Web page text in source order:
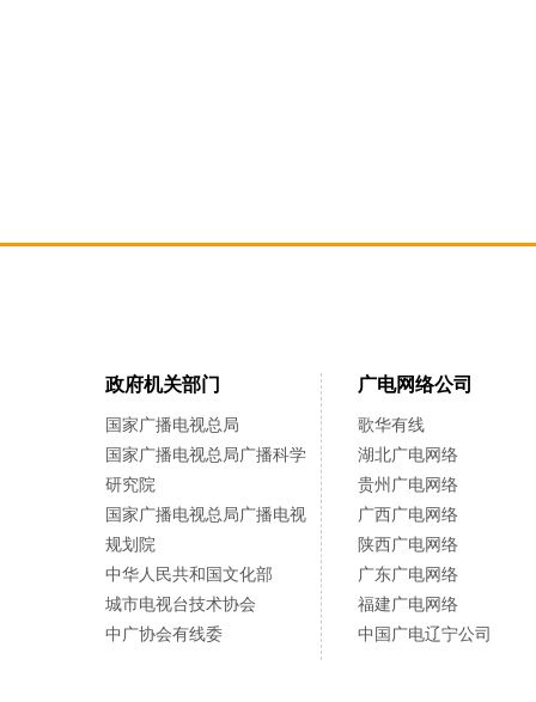
政府机关部门
国家广播电视总局
国家广播电视总局广播科学
研究院
国家广播电视总局广播电视
规划院
中华人民共和国文化部
城市电视台技术协会
中广协会有线委
广电网络公司
歌华有线
湖北广电网络
贵州广电网络
广西广电网络
陕西广电网络
广东广电网络
福建广电网络
中国广电辽宁公司